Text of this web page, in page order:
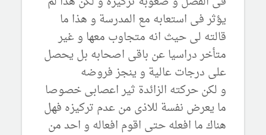
يؤثر فى استعابه مع المدرسة و هذا ما
قالته لى حيث انه متجاوب معها و غير
متأخر دراسيا عن باقى اصحابه بل يحصل
على درجات عالية و ينجز فروضه
و لكن حركته الزائدة ثير اعصابى خصوصا
ما يعرض نفسة للاذى من عدم تركيزه فهل
هناك ما افعله حتى اقوم افعاله و احد من